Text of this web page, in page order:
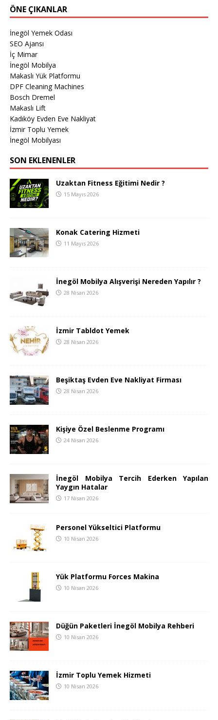
ÖNE ÇIKANLAR
İnegöl Yemek Odası
SEO Ajansı
İç Mimar
İnegöl Mobilya
Makaslı Yük Platformu
DPF Cleaning Machines
Bosch Dremel
Makaslı Lift
Kadıköy Evden Eve Nakliyat
İzmir Toplu Yemek
İnegöl Mobilyası
SON EKLENENLER
Uzaktan Fitness Eğitimi Nedir ?
15 Mayıs 2026
Konak Catering Hizmeti
11 Mayıs 2026
İnegöl Mobilya Alışverişi Nereden Yapılır ?
28 Nisan 2026
İzmir Tabldot Yemek
28 Nisan 2026
Beşiktaş Evden Eve Nakliyat Firması
28 Nisan 2026
Kişiye Özel Beslenme Programı
24 Nisan 2026
İnegöl Mobilya Tercih Ederken Yapılan
Yaygın Hatalar
17 Nisan 2026
Personel Yükseltici Platformu
10 Nisan 2026
Yük Platformu Forces Makina
10 Nisan 2026
Düğün Paketleri İnegöl Mobilya Rehberi
10 Nisan 2026
İzmir Toplu Yemek Hizmeti
10 Nisan 2026